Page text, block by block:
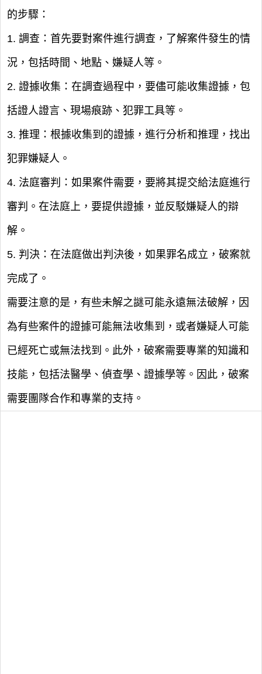
的步驟：
1. 調查：首先要對案件進行調查，了解案件發生的情
況，包括時間、地點、嫌疑人等。
2. 證據收集：在調查過程中，要儘可能收集證據，包
括證人證言、現場痕跡、犯罪工具等。
3. 推理：根據收集到的證據，進行分析和推理，找出
犯罪嫌疑人。
4. 法庭審判：如果案件需要，要將其提交給法庭進行
審判。在法庭上，要提供證據，並反駁嫌疑人的辯
解。
5. 判決：在法庭做出判決後，如果罪名成立，破案就
完成了。
需要注意的是，有些未解之謎可能永遠無法破解，因
為有些案件的證據可能無法收集到，或者嫌疑人可能
已經死亡或無法找到。此外，破案需要專業的知識和
技能，包括法醫學、偵查學、證據學等。因此，破案
需要團隊合作和專業的支持。